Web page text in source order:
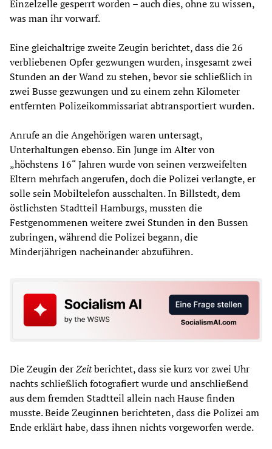
Einzelzelle gesperrt worden – auch dies, ohne zu wissen,
was man ihr vorwarf.
Eine gleichaltrige zweite Zeugin berichtet, dass die 26
verbliebenen Opfer gezwungen wurden, insgesamt zwei
Stunden an der Wand zu stehen, bevor sie schließlich in
zwei Busse gezwungen und zu einem zehn Kilometer
entfernten Polizeikommissariat abtransportiert wurden.
Anrufe an die Angehörigen waren untersagt,
Unterhaltungen ebenso. Ein Junge im Alter von
„höchstens 16“ Jahren wurde von seinen verzweifelten
Eltern mehrfach angerufen, doch die Polizei verlangte, er
solle sein Mobiltelefon ausschalten. In Billstedt, dem
östlichsten Stadtteil Hamburgs, mussten die
Festgenommenen weitere zwei Stunden in den Bussen
zubringen, während die Polizei begann, die
Minderjährigen nacheinander abzuführen.
Die Zeugin derZeitberichtet, dass sie kurz vor zwei Uhr
nachts schließlich fotografiert wurde und anschließend
aus dem fremden Stadtteil allein nach Hause finden
musste. Beide Zeuginnen berichteten, dass die Polizei am
Ende erklärt habe, dass ihnen nichts vorgeworfen werde.